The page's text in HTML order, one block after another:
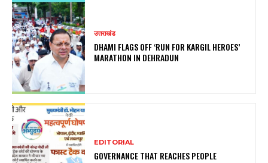
उत्तराखंड
DHAMI FLAGS OFF ‘RUN FOR KARGIL HEROES’
MARATHON IN DEHRADUN
EDITORIAL
GOVERNANCE THAT REACHES PEOPLE